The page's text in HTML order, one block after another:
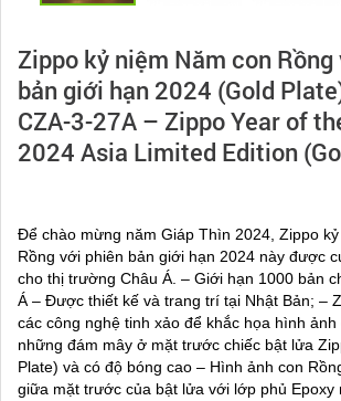
Zippo kỷ niệm Năm con
bản giới hạn 2024 (Gold
CZA-3-27A – Zippo Year of
2024 Asia Limited Edition
Để chào mừng năm Giáp Thìn 2024, Zippo
Rồng với phiên bản giới hạn 2024 này được
cho thị trường Châu Á. – Giới hạn 1000 bản
Á – Được thiết kế và trang trí tại Nhật Bản; –
các công nghệ tinh xảo để khắc họa hình ảnh
những đám mây ở mặt trước chiếc bật lửa
Plate) và có độ bóng cao – Hình ảnh con
giữa mặt trước của bật lửa với lớp phủ Epoxy